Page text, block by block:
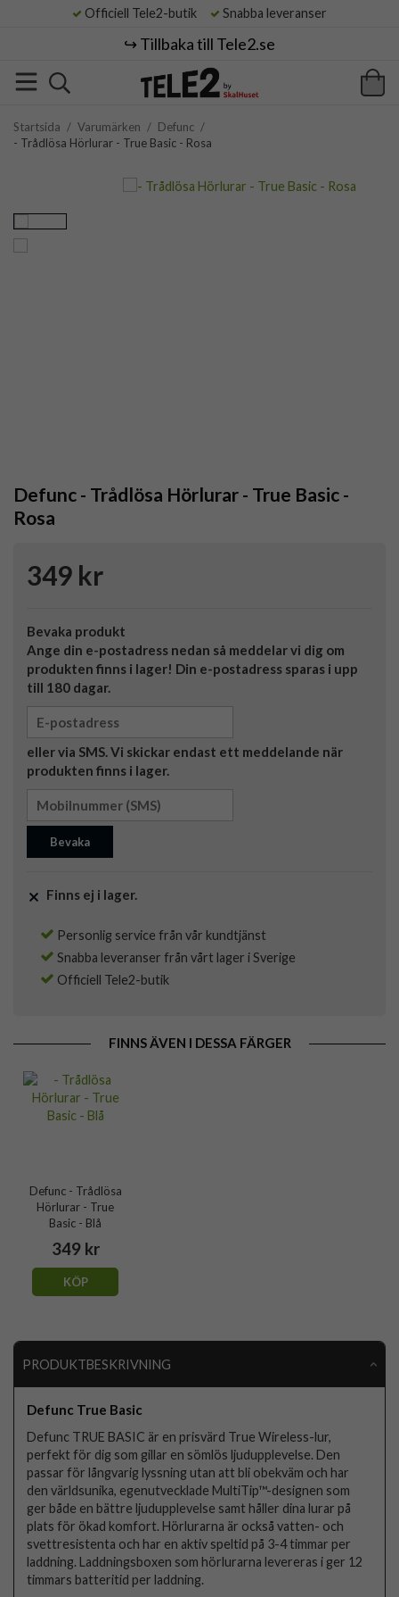
Officiell Tele2-butik Snabba leveranser
↪️ Tillbaka till Tele2.se
Startsida / Varumärken / Defunc /
- Trådlösa Hörlurar - True Basic - Rosa
Defunc - Trådlösa Hörlurar - True Basic -
Rosa
349 kr
Bevaka produkt
Ange din e-postadress nedan så meddelar vi dig om
produkten finns i lager! Din e-postadress sparas i upp
till 180 dagar.
eller via SMS. Vi skickar endast ett meddelande när
produkten finns i lager.
Bevaka
Finns ej i lager.
Personlig service från vår kundtjänst
Snabba leveranser från vårt lager i Sverige
Officiell Tele2-butik
FINNS ÄVEN I DESSA FÄRGER
Defunc - Trådlösa
Hörlurar - True
Basic - Blå
349 kr
KÖP
PRODUKTBESKRIVNING
Defunc True Basic
Defunc TRUE BASIC är en prisvärd True Wireless-lur,
perfekt för dig som gillar en sömlös ljudupplevelse. Den
passar för långvarig lyssning utan att bli obekväm och har
den världsunika, egenutvecklade MultiTip™-designen som
ger både en bättre ljudupplevelse samt håller dina lurar på
plats för ökad komfort. Hörlurarna är också vatten- och
svettresistenta och har en aktiv speltid på 3-4 timmar per
laddning. Laddningsboxen som hörlurarna levereras i ger 12
timmars batteritid per laddning.